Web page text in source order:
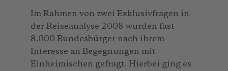
Im Rahmen von zwei Exklusivfragen in
der Reiseanalyse 2008 wurden fast
8.000 Bundesbürger nach ihrem
Interesse an Begegnungen mit
Einheimischen gefragt. Hierbei ging es